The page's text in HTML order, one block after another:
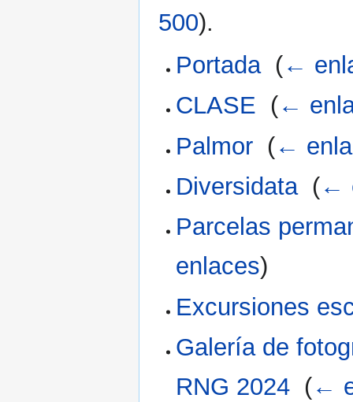
500).
Portada‎ (←
CLASE (←
Palmor (←
Diversidata‎ (←
Parcelas
enlaces)
Excursiones
Galería de
RNG 2024 (←